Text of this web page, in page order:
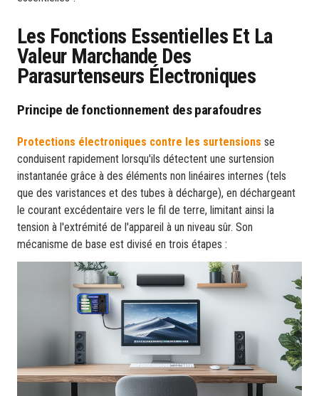
Les Fonctions Essentielles Et La
Valeur Marchande Des
Parasurtenseurs Électroniques
Principe de fonctionnement des parafoudres
Protections électroniques contre les surtensions se
conduisent rapidement lorsqu'ils détectent une surtension
instantanée grâce à des éléments non linéaires internes (tels
que des varistances et des tubes à décharge), en déchargeant
le courant excédentaire vers le fil de terre, limitant ainsi la
tension à l'extrémité de l'appareil à un niveau sûr. Son
mécanisme de base est divisé en trois étapes :